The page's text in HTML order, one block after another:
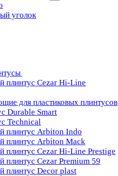
уголок
плинтус Cezar Hi-Line
для пластиковых плинтусов
Durable Smart
Technical
плинтус Arbiton Indo
плинтус Arbiton Mack
плинтус Cezar Hi-Line Prestige
плинтус Cezar Premium 59
плинтус Decor plast